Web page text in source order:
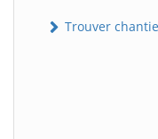
Trouver